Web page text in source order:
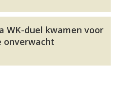
WK-duel kwamen voor
onverwacht